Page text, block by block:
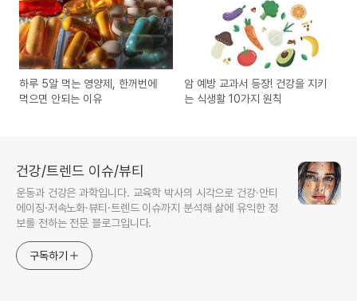
하루 5알 먹는 영양제, 한꺼번에
먹으면 안되는 이유
암 예방 교과서 등장! 건강을 지키
는 식생활 10가지 원칙
건강/트렌드 이슈/뷰티
운동과 건강은 과학입니다. 교육학 박사의 시각으로 건강·안티
에이징·저속노화·뷰티·트렌드 이슈까지 분석해 삶에 유익한 정
보를 전하는 전문 블로그입니다.
구독하기